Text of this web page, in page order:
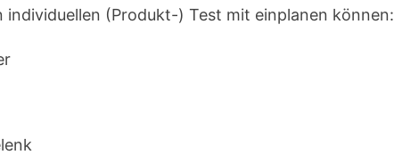
individuellen (Produkt-) Test mit einplanen können: